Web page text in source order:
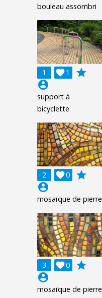
bouleau assombri
1 1

grade
account_circle
support à
bicyclette
2 0

grade
account_circle
mosaïque de pierre
3 0

grade
account_circle
mosaïque de pierre